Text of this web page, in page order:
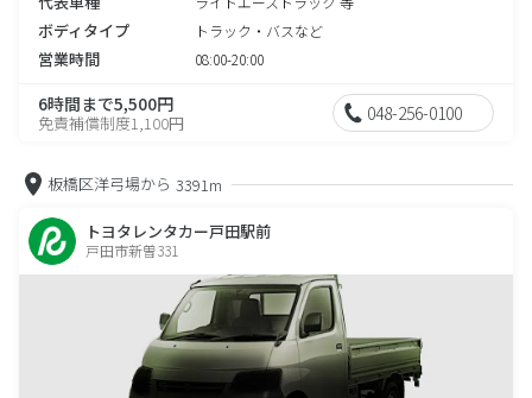
ボディタイプ トラック・バスなど
営業時間 08:00-20:00
6時間まで5,500円
免責補償制度1,100円 048-256-0100
板橋区洋弓場から 3391m
トヨタレンタカー戸田駅前
戸田市新曽331